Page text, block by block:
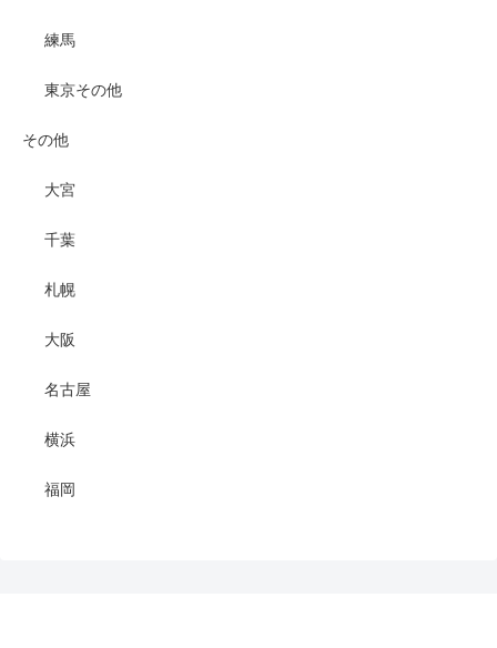
練馬
東京その他
その他
大宮
千葉
札幌
大阪
名古屋
横浜
福岡